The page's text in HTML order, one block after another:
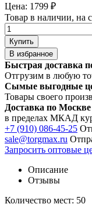
Цена: 1799 ₽
Товар в наличии, на
Купить
В избранное
Быстрая доставка
Отгрузим в любую
Сымые выгодные
Товары своего
Доставка по Москве
в пределах МКАД
+7 (910) 086-45-25
sale@torgmax.ru
Запросить оптовые
Описание
Отзывы
Количество мест: 50